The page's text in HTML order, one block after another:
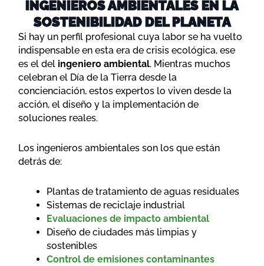
INGENIEROS AMBIENTALES EN LA
SOSTENIBILIDAD DEL PLANETA
Si hay un perfil profesional cuya labor se ha vuelto
indispensable en esta era de crisis ecológica, ese
es el del ingeniero ambiental. Mientras muchos
celebran el Día de la Tierra desde la
concienciación, estos expertos lo viven desde la
acción, el diseño y la implementación de
soluciones reales.
Los ingenieros ambientales son los que están
detrás de:
Plantas de tratamiento de aguas residuales
Sistemas de reciclaje industrial
Evaluaciones de impacto ambiental
Diseño de ciudades más limpias y
sostenibles
Control de emisiones contaminantes